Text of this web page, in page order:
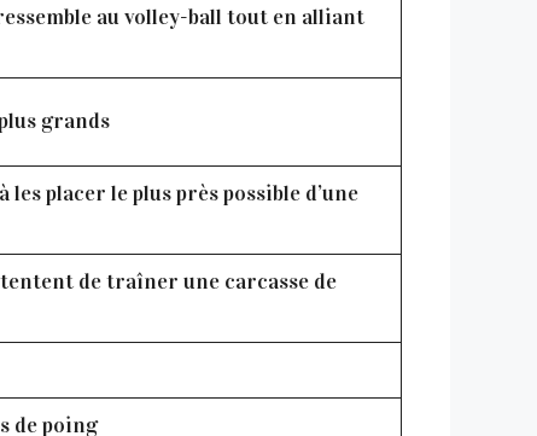
au volley-ball tout en alliant
grands
placer le plus près possible d’une
tentent de traîner une carcasse de
de poing